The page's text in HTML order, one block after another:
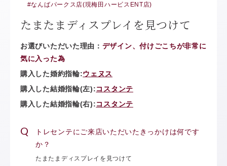
#なんばパークス店(現梅田ハービスENT店)
たまたまディスプレイを見つけて
お選びいただいた理由： デザイン、付けごこちが非常に
気に入った為
購入した婚約指輪:ウェヌス
購入した結婚指輪(左):コスタンテ
購入した結婚指輪(右):コスタンテ
トレセンテにご来店いただいたきっかけは何です
か？
たまたまディスプレイを見つけて